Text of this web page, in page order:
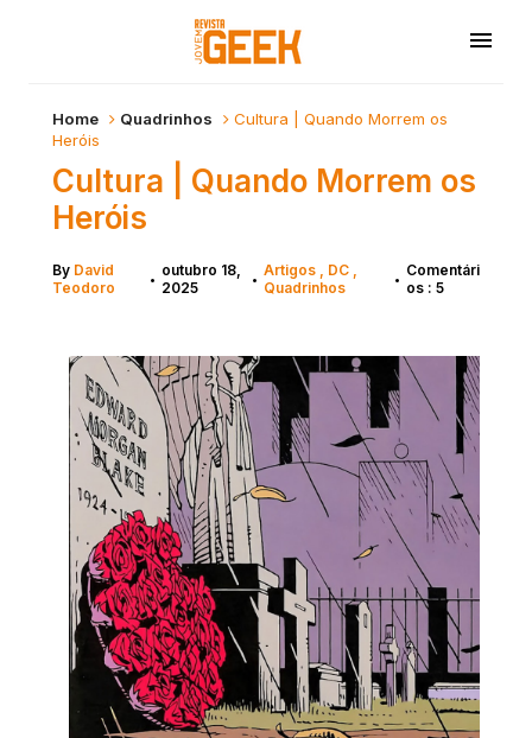
Home Quadrinhos
Cultura | Quando Morrem os
Heróis
Cultura | Quando Morrem os
Heróis
By David
Teodoro
• outubro 18,
2025
• Artigos
DC
Quadrinhos
• Comentári
os : 5